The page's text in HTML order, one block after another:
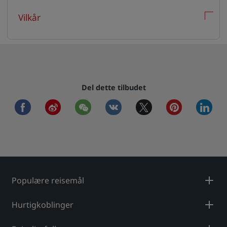
Vilkår
Del dette tilbudet
facebookweibo wechat vkontaktetwitter pinterest
Populære reisemål
Hurtigkoblinger